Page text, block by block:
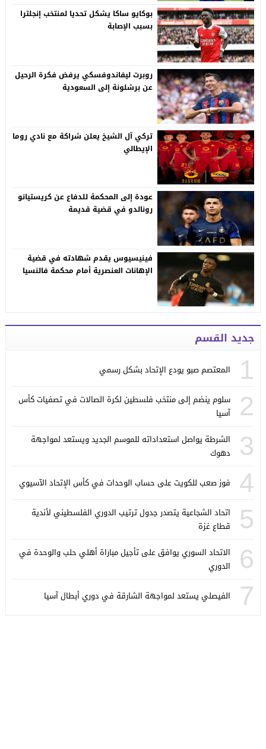
بوكايو ساكا يشكل تحديا لمنتخب إنجلترا
بسبب الإصابة
روبرت ليفاندوفسكي يرفض فكرة الرحيل
عن برشلونة إلى السعودية
تركي آل الشيخ يعلن شراكة مع نادي روما
الإيطالي
عودة إلى المحكمة للدفاع عن كريستيانو
رونالدو في قضية قديمة
فينيسيوس يقدم شهادته في قضية
الإهانات العنصرية أمام محكمة فالنسيا
جديد القسم
1 المعتصم صبو يودع الإتحاد بشكل رسمي
2
سلوم ينضم إلى منتخب فلسطين لكرة الصالات في تصفيات كأس
آسيا
3
الشرطة يواصل استعداداته للموسم الجديد ويستعد لمواجهة
دهوك
4 فوز صعب للكويت على حساب الوحدات في كأس الإتحاد الآسيوي
5
اتحاد الشجاعية يتصدر جدول ترتيب الدوري الفلسطيني لأندية
قطاع غزة
6
الاتحاد السوري يوافق على تأجيل مباراة أهلي حلب والوحدة في
الدوري
7 الفيصلي يستعد لمواجهة الشارقة في دوري أبطال آسيا